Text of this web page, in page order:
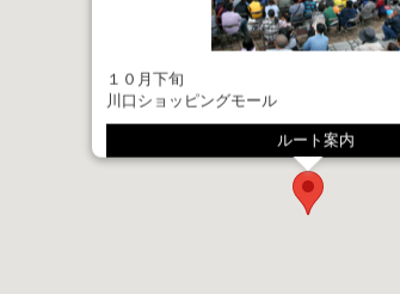
１０月下旬
川口ショッピングモール
ルート案内